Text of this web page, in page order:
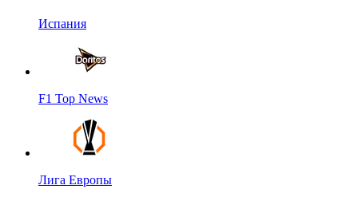
Испания
F1 Top News
Лига Европы